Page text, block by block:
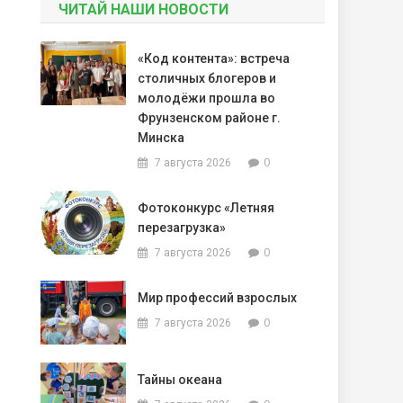
ЧИТАЙ НАШИ НОВОСТИ
«Код контента»: встреча
столичных блогеров и
молодёжи прошла во
Фрунзенском районе г.
Минска
7 августа 2026 0
Фотоконкурс «Летняя
перезагрузка»
7 августа 2026 0
Мир профессий взрослых
7 августа 2026 0
Тайны океана